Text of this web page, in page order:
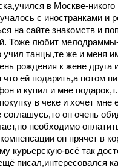
в Москве-никого
с иностранками и
на сайте знакомств и
Тоже любит
учил танцы,те же и меня
рождения к жене друга
ей подарить,а потом
и купил и мне
в чеке и хочет мне
соглашусь,то он очень
необходимо
он прячет в
курьерскую-всё так
писал,интересовался